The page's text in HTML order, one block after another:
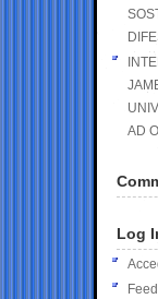
AD
Log